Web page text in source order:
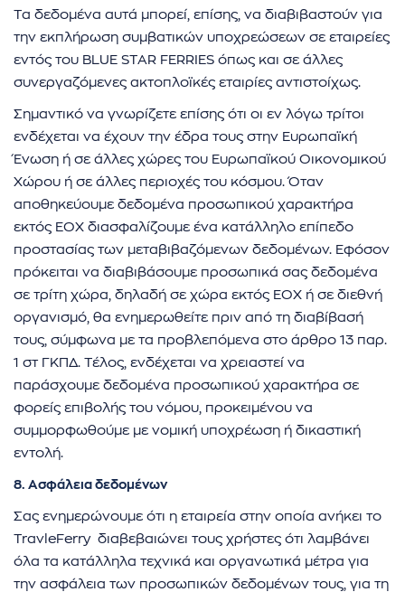
Τα δεδομένα αυτά μπορεί, επίσης, να διαβιβαστούν για
την εκπλήρωση συμβατικών υποχρεώσεων σε εταιρείες
εντός του BLUE STAR FERRIES όπως και σε άλλες
συνεργαζόμενες ακτοπλοϊκές εταιρίες αντιστοίχως.
Σημαντικό να γνωρίζετε επίσης ότι οι εν λόγω τρίτοι
ενδέχεται να έχουν την έδρα τους στην Ευρωπαϊκή
Ένωση ή σε άλλες χώρες του Ευρωπαϊκού Οικονομικού
Χώρου ή σε άλλες περιοχές του κόσμου. Όταν
αποθηκεύουμε δεδομένα προσωπικού χαρακτήρα
εκτός ΕΟΧ διασφαλίζουμε ένα κατάλληλο επίπεδο
προστασίας των μεταβιβαζόμενων δεδομένων. Εφόσον
πρόκειται να διαβιβάσουμε προσωπικά σας δεδομένα
σε τρίτη χώρα, δηλαδή σε χώρα εκτός ΕΟΧ ή σε διεθνή
οργανισμό, θα ενημερωθείτε πριν από τη διαβίβασή
τους, σύμφωνα με τα προβλεπόμενα στο άρθρο 13 παρ.
1 στ ΓΚΠΔ. Τέλος, ενδέχεται να χρειαστεί να
παράσχουμε δεδομένα προσωπικού χαρακτήρα σε
φορείς επιβολής του νόμου, προκειμένου να
συμμορφωθούμε με νομική υποχρέωση ή δικαστική
εντολή.
8. Ασφάλεια δεδομένων
Σας ενημερώνουμε ότι η εταιρεία στην οποία ανήκει το
TravleFerry διαβεβαιώνει τους χρήστες ότι λαμβάνει
όλα τα κατάλληλα τεχνικά και οργανωτικά μέτρα για
την ασφάλεια των προσωπικών δεδομένων τους, για τη